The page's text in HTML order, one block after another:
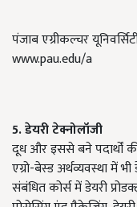
पंजाब एग्रीकल्चर
www.pau.edu/a
5.डेयरी टेक्नोलॉजी
दूध और इससे बने पदार्थों
एग्रो-बेस्ड अर्थव्यवस्था में
संबंधित कोर्स में डेयरी